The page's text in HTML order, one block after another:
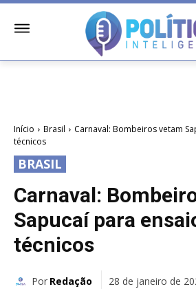
Início Brasil
Carnaval: Bombeiros vetam
técnicos
BRASIL
Carnaval:
Sapucaí para
técnicos
Por Redação 28 de janeiro de